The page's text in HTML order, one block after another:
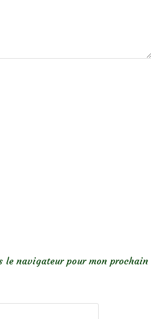
le navigateur pour mon prochain